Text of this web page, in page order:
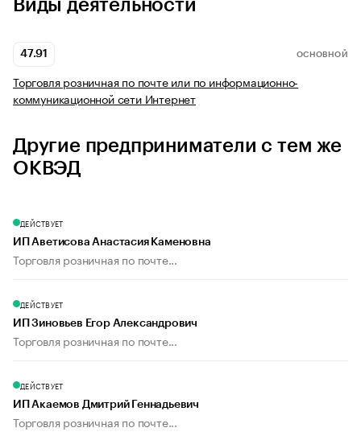
Виды деятельности
47.91 ОСНОВНОЙ
Торговля розничная по почте или по информационно-
коммуникационной сети Интернет
Другие предприниматели с тем же
ОКВЭД
ДЕЙСТВУЕТ
ИП Аветисова Анастасия Каменовна
Торговля розничная по почте...
ДЕЙСТВУЕТ
ИП Зиновьев Егор Александрович
Торговля розничная по почте...
ДЕЙСТВУЕТ
ИП Акаемов Дмитрий Геннадьевич
Торговля розничная по почте...